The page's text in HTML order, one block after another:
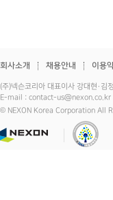
회사소개 채용안내 이용
(주)넥슨코리아 대표이사 강대현
E-mail : contact-
© NEXON Korea Corporation All